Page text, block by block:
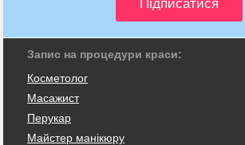
Запис на процедури краси:
Косметолог
Масажист
Перукар
Майстер манікюру